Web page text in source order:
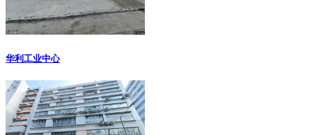
华利工业中心